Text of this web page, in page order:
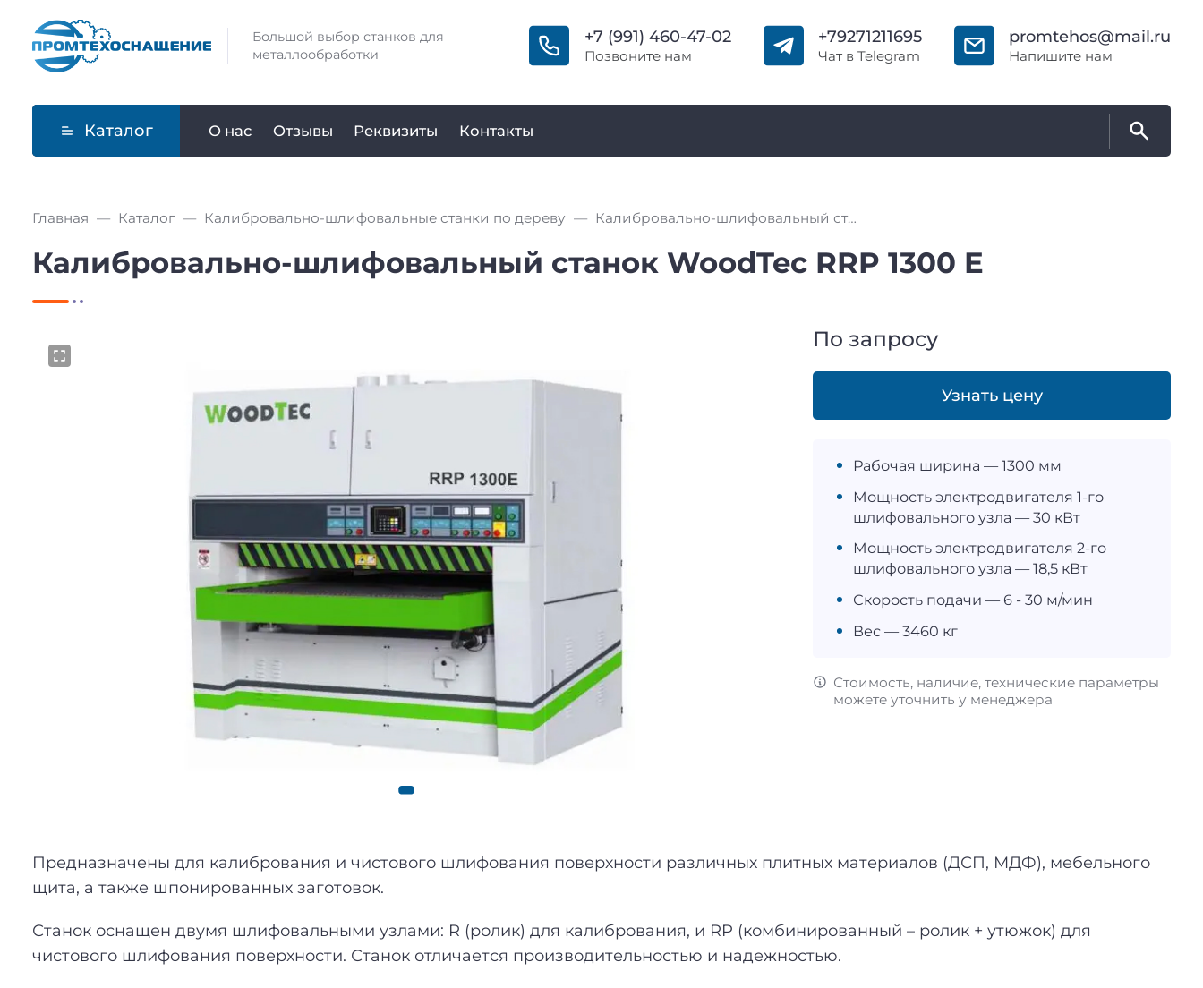
Большой выбор станков для
металлообработки
+7 (991) 460-47-02
Позвоните нам
+79271211695
Чат в Telegram
promtehos@mail.ru
Напишите нам
Каталог О нас Отзывы Реквизиты Контакты
Главная Каталог Калибровально-шлифовальные станки по дереву Калибровально-шлифовальный станок WoodTec RRP 1300 E
Калибровально-шлифовальный станок WoodTec RRP 1300 E
По запросу
Узнать цену
Рабочая ширина — 1300 мм
Мощность электродвигателя 1-го
шлифовального узла — 30 кВт
Мощность электродвигателя 2-го
шлифовального узла — 18,5 кВт
Скорость подачи — 6 - 30 м/мин
Вес — 3460 кг
Стоимость, наличие, технические параметры
можете уточнить у менеджера
Предназначены для калибрования и чистового шлифования поверхности различных плитных материалов (ДСП, МДФ), мебельного
щита, а также шпонированных заготовок.
Станок оснащен двумя шлифовальными узлами: R (ролик) для калибрования, и RP (комбинированный – ролик + утюжок) для
чистового шлифования поверхности. Станок отличается производительностью и надежностью.